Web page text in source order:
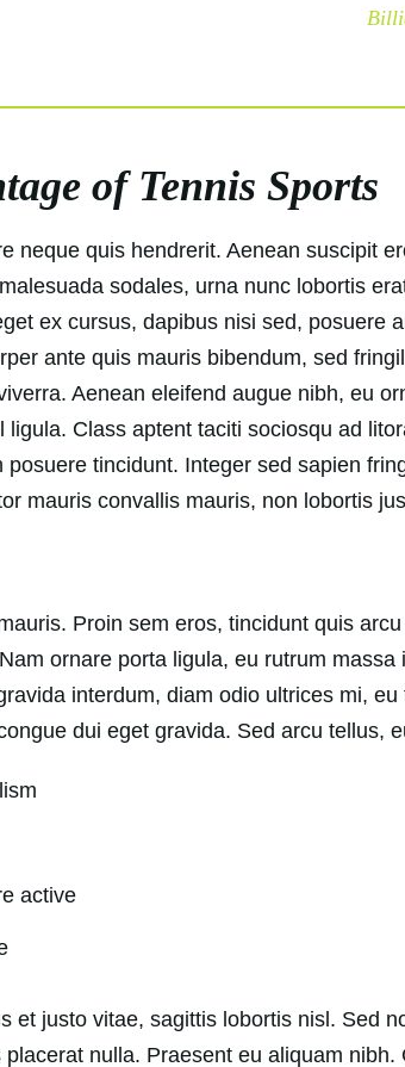
of Tennis Sports
neque quis hendrerit. Aenean suscipit
sodales, urna nunc lobortis
ex cursus, dapibus nisi sed, posuere
ante quis mauris bibendum, sed
Aenean eleifend augue nibh, eu
ligula. Class aptent taciti sociosqu ad
posuere tincidunt. Integer sed sapien
mauris convallis mauris, non lobortis
Proin sem eros, tincidunt quis
ornare porta ligula, eu rutrum
interdum, diam odio ultrices mi,
dui eget gravida. Sed arcu tellus,
active
et justo vitae, sagittis lobortis nisl. Sed
nulla. Praesent eu aliquam